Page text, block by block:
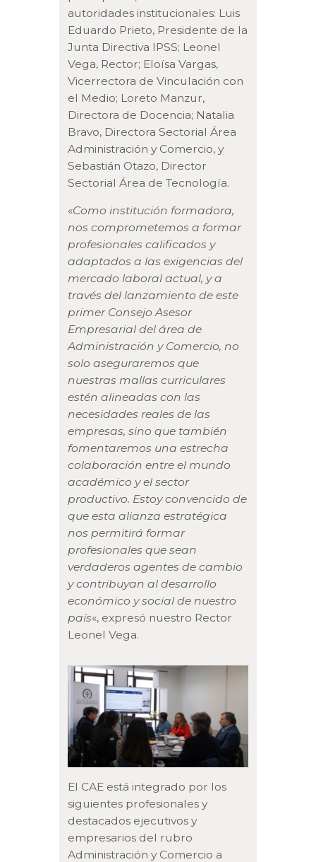
autoridades institucionales: Luis
Eduardo Prieto, Presidente de la
Junta Directiva IPSS; Leonel
Vega, Rector; Eloísa Vargas,
Vicerrectora de Vinculación con
el Medio; Loreto Manzur,
Directora de Docencia; Natalia
Bravo, Directora Sectorial Área
Administración y Comercio, y
Sebastián Otazo, Director
Sectorial Área de Tecnología.
«Como institución formadora,
nos comprometemos a formar
profesionales calificados y
adaptados a las exigencias del
mercado laboral actual, y a
través del lanzamiento de este
primer Consejo Asesor
Empresarial del área de
Administración y Comercio, no
solo aseguraremos que
nuestras mallas curriculares
estén alineadas con las
necesidades reales de las
empresas, sino que también
fomentaremos una estrecha
colaboración entre el mundo
académico y el sector
productivo. Estoy convencido de
que esta alianza estratégica
nos permitirá formar
profesionales que sean
verdaderos agentes de cambio
y contribuyan al desarrollo
económico y social de nuestro
país«, expresó nuestro Rector
Leonel Vega.
El CAE está integrado por los
siguientes profesionales y
destacados ejecutivos y
empresarios del rubro
Administración y Comercio a